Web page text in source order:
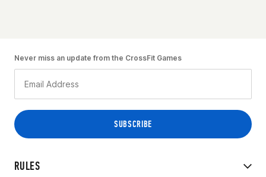
RULES
Never miss an update from the CrossFit Games